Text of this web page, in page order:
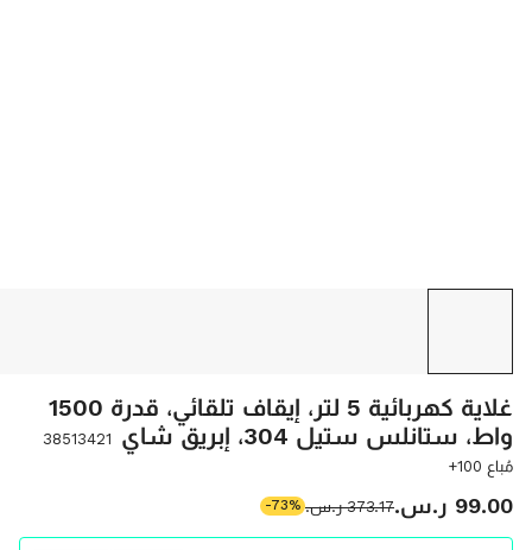
غلاية كهربائية 5 لتر، إيقاف تلقائي، قدرة 1500
واط، ستانلس ستيل 304، إبريق شاي
38513421
مُباع 100+
‫99.00 ر.س.‬ ‫373.17 ر.س.‬ -73%